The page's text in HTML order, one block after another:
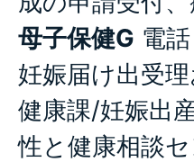
母子保健G 電
妊娠届け出受
健康課/妊娠出
性と健康相談